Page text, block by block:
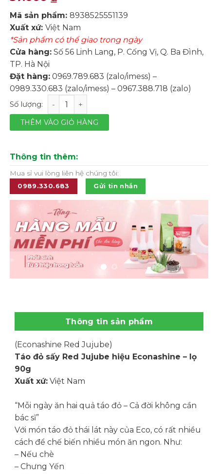
Mã sản phẩm: 8938525551139
Xuất xứ: Việt Nam
*Sản phẩm có thể giao trong ngày
Cửa hàng:Số 56 Linh Lang, P. Cống Vị, Q. Ba Đình,
TP. Hà Nội
Đặt hàng:0969.789.683 (zalo/imess) –
0989.330.683 (zalo/imess) – 0967.388.718 (zalo)
Táo đỏ sấy Red Jujube hiệu Econashine - lọ 90g số
THÊM VÀO GIỎ HÀNG
Thông tin thêm:
Mua sỉ vui lòng liên hệ chúng tôi:
0989.330.683 Gửi tin nhắn
Thông tin sản phẩm
(Econashine Red Jujube)
Táo đỏ sấy Red Jujube hiệu Econashine – lọ
90g
Xuất xứ:Việt Nam
“Mỗi ngày ăn hai quả táo đỏ – Cả đời không cần
bác sĩ”
Với món táo đỏ thái lát này của Eco, có rất nhiều
cách để chế biến nhiều món ăn ngon. Như:
– Nếu chè
– Chưng Yến